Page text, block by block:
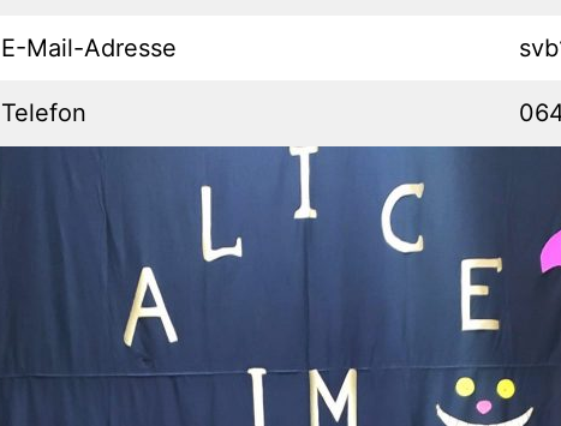
E-Mail-Adresse
Telefon